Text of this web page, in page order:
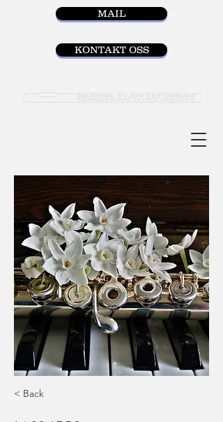
MAIL
KONTAKT OSS
< Back